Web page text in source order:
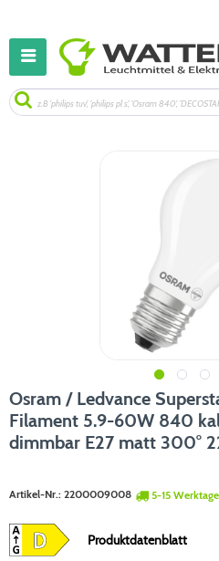
Osram / Ledvance
Filament 5.9-60W 840
dimmbar E27 matt 300°
Artikel-Nr.: 2200009008 5-15 Werktage
Produktdatenblatt